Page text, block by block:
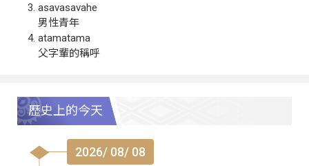
asavasavahe
男性青年
atamatama
父字輩的稱呼
歷史上的今天
2026/ 08/ 08